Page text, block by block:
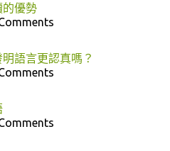
的優勢
語言更認真嗎？